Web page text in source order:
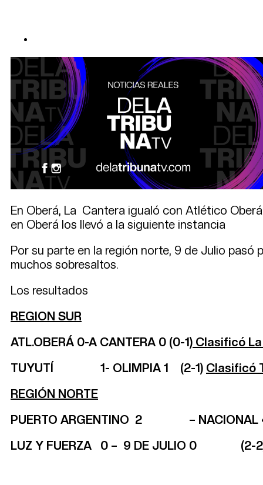
En Oberá, La Cantera igualó con Atlético
en Oberá los llevó a la siguiente instancia
Por su parte en la región norte, 9 de Julio pasó
muchos sobresaltos.
Los resultados
REGION SUR
ATL.OBERÁ 0-A CANTERA 0 (0-1) Clasificó
TUYUTÍ 1- OLIMPIA 1 (2-1) Clasificó
REGIÓN NORTE
PUERTO ARGENTINO 2 –
LUZ Y FUERZA 0 – 9 DE JULIO 0 (2-